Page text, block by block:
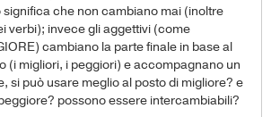
significa che non cambiano mai (inoltre
verbi); invece gli aggettivi (come
cambiano la parte finale in base al
(i migliori, i peggiori) e accompagnano un
si può usare meglio al posto di migliore? e
possono essere intercambiabili?